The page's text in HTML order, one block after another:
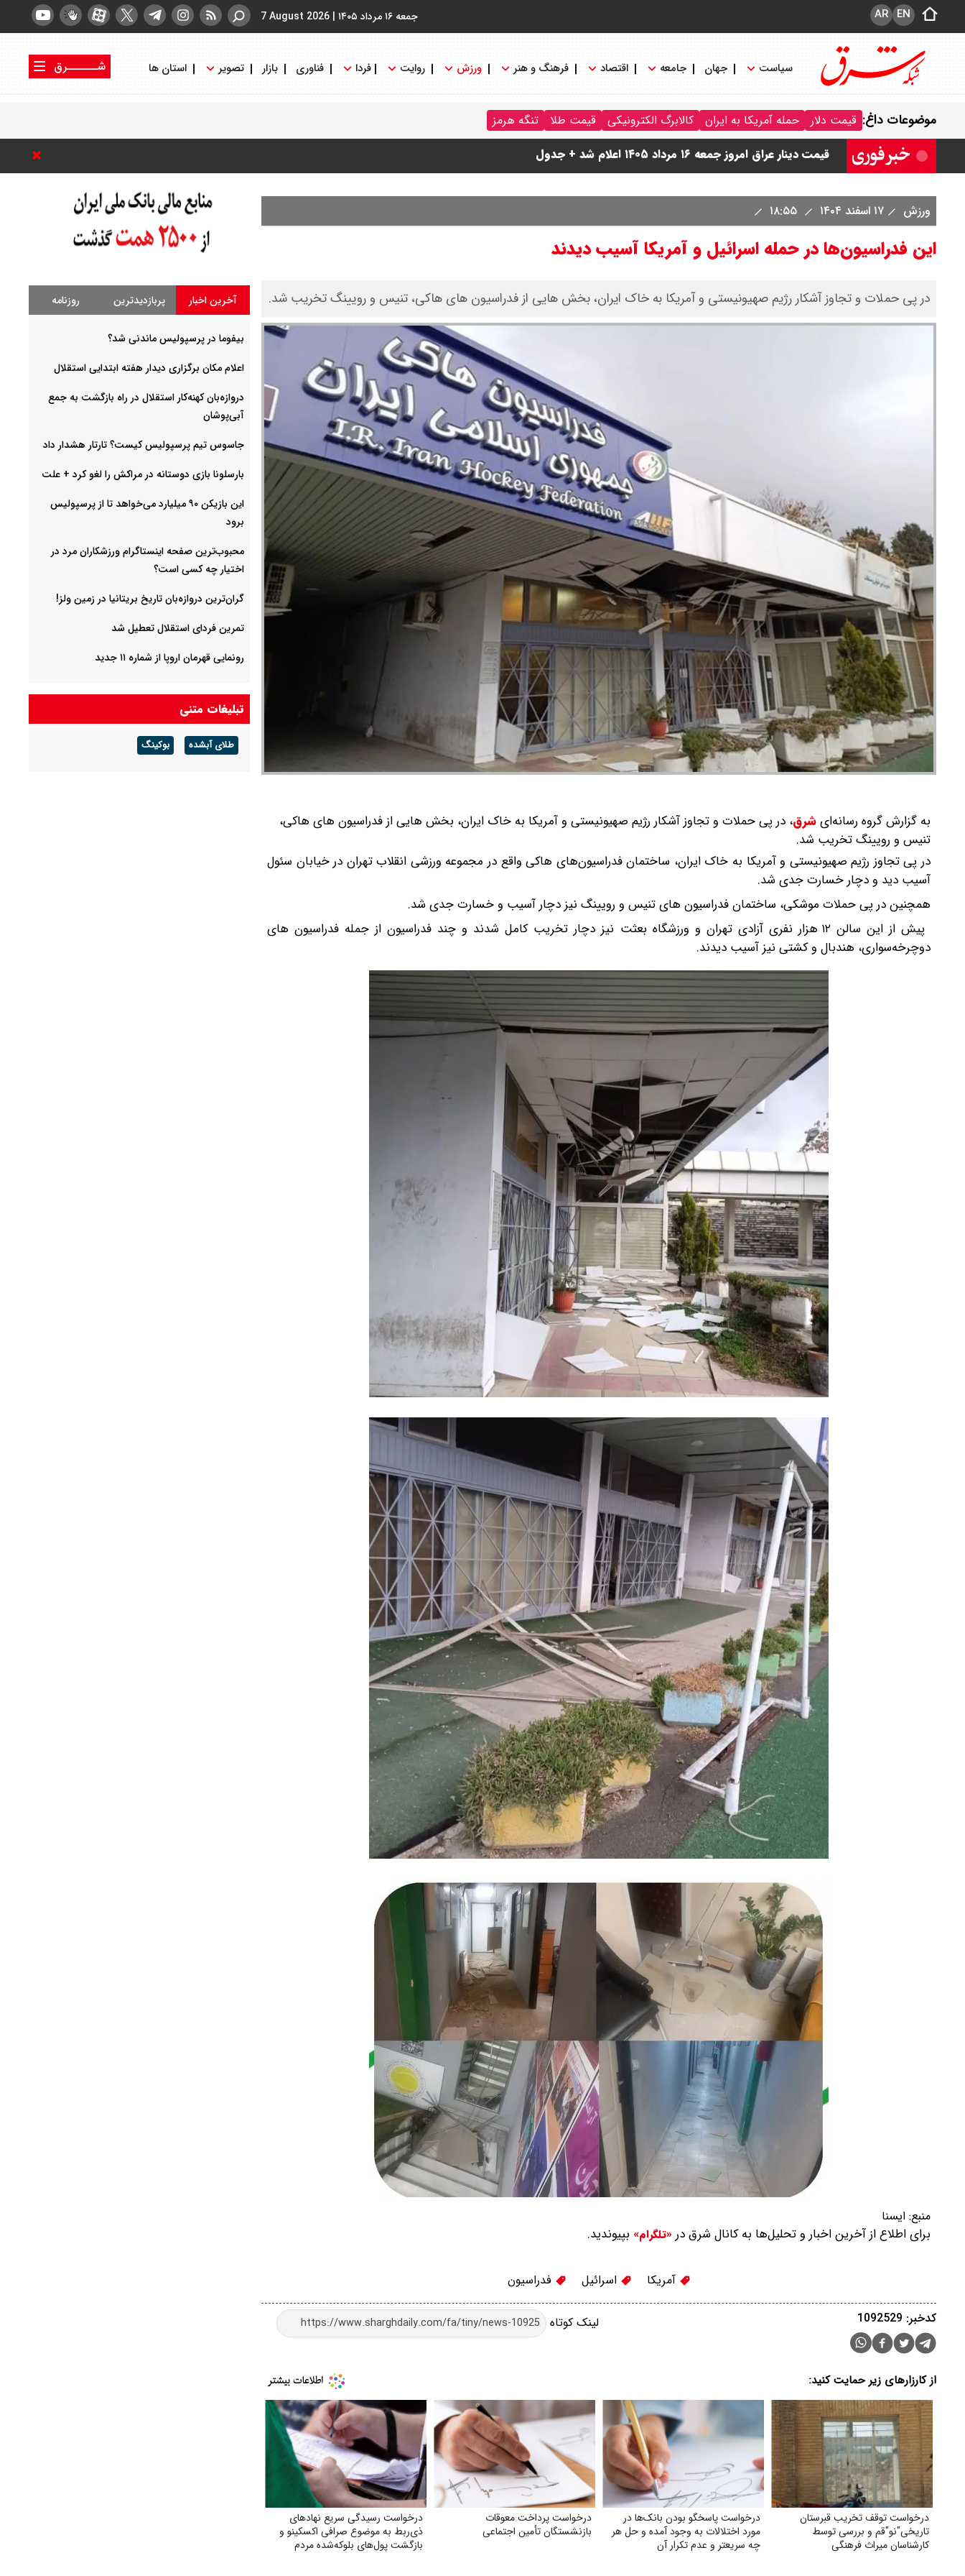
جمعه ۱۶ مرداد ۱۴۰۵ |
7 August 2026 EN
AR
سیاست جهان جامعه اقتصاد فرهنگ و هنر ورزش روایت فردا فناوری بازار تصویر استان ها
شــــــرق
موضوعات داغ: قیمت دلار حمله آمریکا به ایران کالابرگ الکترونیکی قیمت طلا تنگه هرمز
قیمت دینار عراق امروز جمعه ۱۶ مرداد ۱۴۰۵ اعلام شد + جدول
قیمت سکه امامی امروز جمعه ۱۶ مرداد ۱۴۰۵ اعلام شد/ کاهش قیمت سکه
قیمت طلا ۲۴ عیار امروز جمعه ۱۶ مرداد ۱۴۰۵/ صعود طلا ادامه‌دار شد
ورزش
۱۷ اسفند ۱۴۰۴
این فدراسیون‌ها در حمله اسرائیل و آمریکا آسیب دیدند
در پی حملات و تجاوز آشکار رژیم صهیونیستی و آمریکا به خاک ایران، بخش هایی از فدراسیون های هاکی، تنیس و رویینگ تخریب شد.
به گزارش گروه رسانه‌ایشرق، در پی حملات و تجاوز آشکار رژیم صهیونیستی و آمریکا به خاک ایران، بخش هایی از فدراسیون های هاکی،
تنیس و رویینگ تخریب شد.
در پی تجاوز رژیم صهیونیستی و آمریکا به خاک ایران، ساختمان فدراسیون‌های هاکی واقع در مجموعه ورزشی انقلاب تهران در خیابان سئول
آسیب دید و دچار خسارت جدی شد.
همچنین در پی حملات موشکی، ساختمان فدراسیون های تنیس و رویینگ نیز دچار آسیب و خسارت جدی شد.
پیش از این سالن ۱۲ هزار نفری آزادی تهران و ورزشگاه بعثت نیز دچار تخریب کامل شدند و چند فدراسیون از جمله فدراسیون های
دوچرخه‌سواری، هندبال و کشتی نیز آسیب دیدند.
منبع: ایسنا
برای اطلاع از آخرین اخبار و تحلیل‌ها به کانال شرق در «تلگرام» بپیوندید.
آمریکا اسرائیل فدراسیون
لینک کوتاه کدخبر: 1092529
از کارزارهای زیر حمایت کنید:
درخواست توقف تخریب قبرستان
تاریخی"نو"قم و بررسی توسط
کارشناسان میراث فرهنگی
درخواست پاسخگو بودن بانک‌ها در
مورد اختلالات به وجود آمده و حل هر
چه سریعتر و عدم تکرار آن
درخواست پرداخت معوقات
بازنشستگان تأمین اجتماعی
درخواست رسیدگی سریع نهادهای
ذی‌ربط به موضوع صرافی اکسکینو و
بازگشت پول‌های بلوکه‌شده مردم
آخرین اخبار پربازدیدترین روزنامه
بیفوما در پرسپولیس ماندنی شد؟
اعلام مکان برگزاری دیدار هفته ابتدایی استقلال
دروازه‌بان کهنه‌کار استقلال در راه بازگشت به جمع
آبی‌پوشان
جاسوس تیم پرسپولیس کیست؟ تارتار هشدار داد
بارسلونا بازی دوستانه در مراکش را لغو کرد + علت
این بازیکن ۹۰ میلیارد می‌خواهد تا از پرسپولیس
برود
محبوب‌ترین صفحه اینستاگرام ورزشکاران مرد در
اختیار چه کسی است؟
گران‌ترین دروازه‌بان تاریخ بریتانیا در زمین ولز!
تمرین فردای استقلال تعطیل شد
رونمایی قهرمان اروپا از شماره ۱۱ جدید
تبلیغات متنی
طلای آبشده بوکینگ